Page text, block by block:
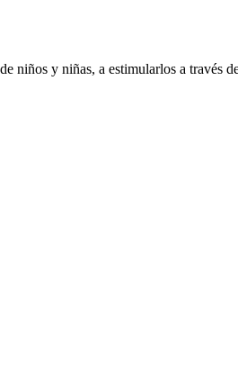
niños y niñas, a estimularlos a través